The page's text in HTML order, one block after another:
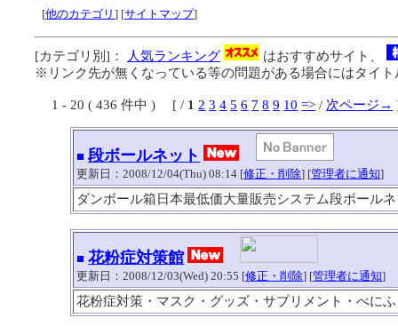
[他のカテゴリ] [サイトマップ]
[カテゴリ別]： 人気ランキング
はおすすめサイト、
※リンク先が無くなっている等の問題がある場合にはタイト
1 - 20 ( 436 件中 ) [ / 1 2 3 4 5 6 7 8 9 10 => / 次ページ→
■ 段ボールネット
更新日：2008/12/04(Thu) 08:14 [修正・削除] [管理者に通知]
ダンボール箱日本最低価大量販売システム段ボール
■ 花粉症対策館
更新日：2008/12/03(Wed) 20:55 [修正・削除] [管理者に通知]
花粉症対策・マスク・グッズ・サプリメント・べに